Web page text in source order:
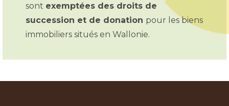
sont exemptées des droits de
succession et de donation pour les biens
immobiliers situés en Wallonie.